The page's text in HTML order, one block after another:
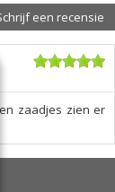
een recensie
zaadjes zien er